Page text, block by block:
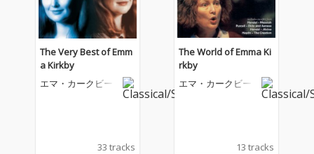
The Very Best of Emm
a Kirkby
エマ・カークビー
33 tracks
The World of Emma Ki
rkby
エマ・カークビー
13 tracks